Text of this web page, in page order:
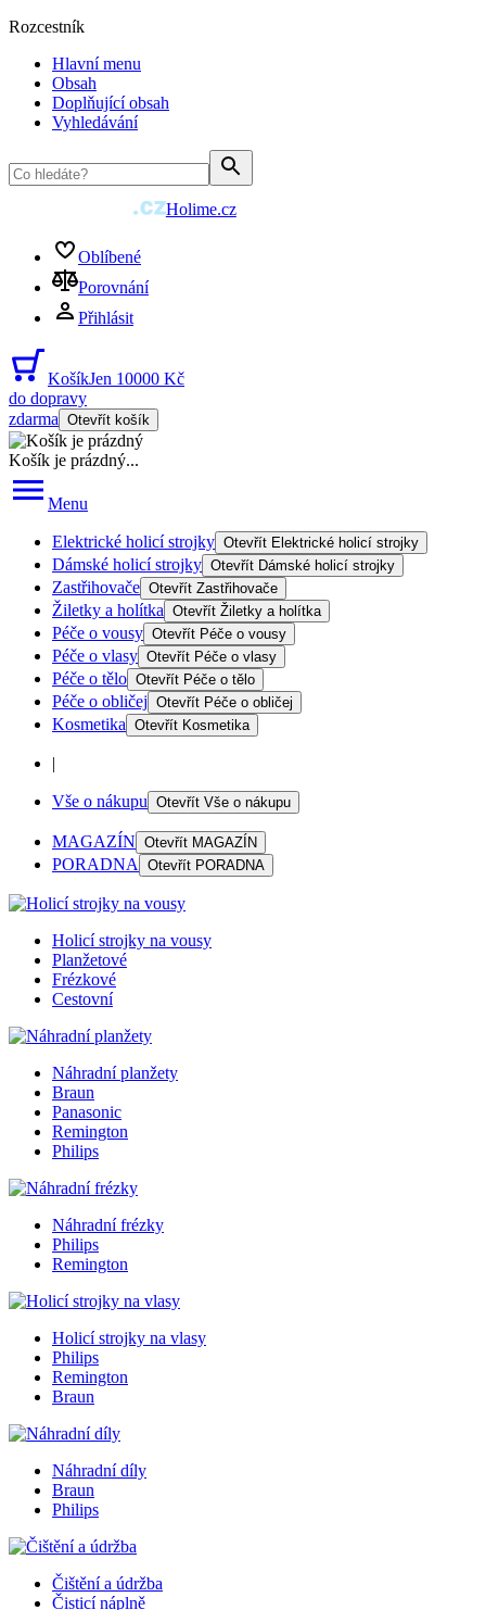
Rozcestník
Hlavní menu
Obsah
Doplňující obsah
Vyhledávání
Holime.cz
Oblíbené
Porovnání
Přihlásit
KošíkJen 10000 Kč
do dopravy
zdarma Otevřít košík
Košík je prázdný...
Menu
Elektrické holicí strojky Otevřít Elektrické holicí strojky
Dámské holicí strojky Otevřít Dámské holicí strojky
Zastřihovače Otevřít Zastřihovače
Žiletky a holítka Otevřít Žiletky a holítka
Péče o vousy Otevřít Péče o vousy
Péče o vlasy Otevřít Péče o vlasy
Péče o tělo Otevřít Péče o tělo
Péče o obličej Otevřít Péče o obličej
Kosmetika Otevřít Kosmetika
|
Vše o nákupu Otevřít Vše o nákupu
MAGAZÍN Otevřít MAGAZÍN
PORADNA Otevřít PORADNA
Holicí strojky na vousy
Planžetové
Frézkové
Cestovní
Náhradní planžety
Braun
Panasonic
Remington
Philips
Náhradní frézky
Philips
Remington
Holicí strojky na vlasy
Philips
Remington
Braun
Náhradní díly
Braun
Philips
Čištění a údržba
Čisticí náplně